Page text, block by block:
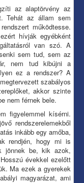
az alaptörvény az
Tehát az állam sem
működtesse.
hívják egyébként
van szó. A
sem tud, sem az
nem tud kibújni a
ez a rendszer? A
szabályos
akkor szinte
nem férnek bele.
figyelemmel kísérni.
rendszerelemekből
inkább egy amőba,
rendjén, hogy mi is
jönnek be, kik azok,
évekkel ezelőtt
Ma ezek a gyerekek
magyarázat, ami